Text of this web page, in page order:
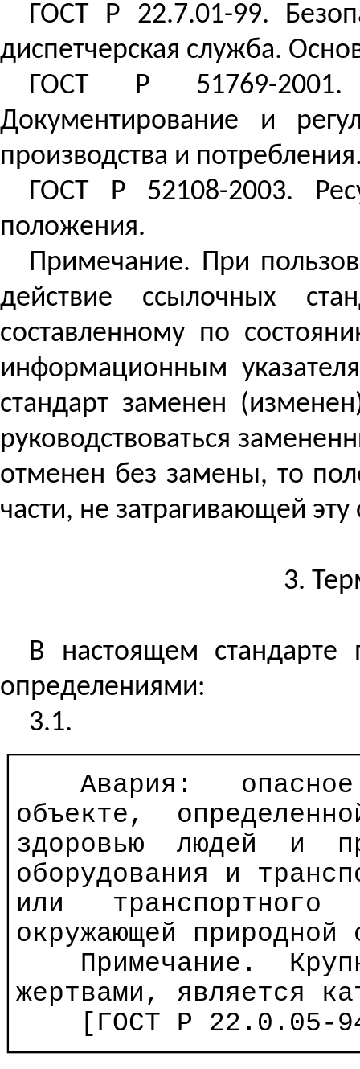
ГОСТ Р 22.7.01-99.
диспетчерская служба.
ГОСТ Р 51769-
Документирование и
производства и
ГОСТ Р 52108-2003.
положения.
Примечание. При
действие ссылочных
составленному по
информационным
стандарт заменен
руководствоваться
отменен без замены, то
части, не затрагивающей эту
3.
В настоящем
определениями:
3.1.
Авария:
опасное
объекте,
│здоровью
людей и
│оборудования и
│или
транспортного
│окружающей природной
Примечание.
│жертвами, является
[ГОСТ Р 22.0.05-